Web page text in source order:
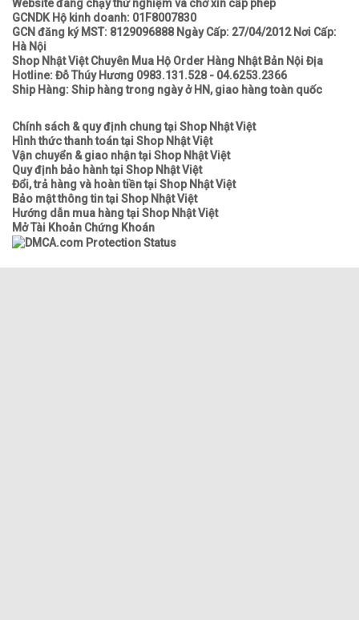
Website đang chạy thử nghiệm và chờ xin cấp phép
GCNDK Hộ kinh doanh: 01F8007830
GCN đăng ký MST: 8129096888 Ngày Cấp: 27/04/2012 Nơi Cấp:
Hà Nội
Shop Nhật Việt Chuyên Mua Hộ Order Hàng Nhật Bản Nội Địa
Hotline: Đỗ Thúy Hương 0983.131.528 - 04.6253.2366
Ship Hàng: Ship hàng trong ngày ở HN, giao hàng toàn quốc
Chính sách & quy định chung tại Shop Nhật Việt
Hình thức thanh toán tại Shop Nhật Việt
Vận chuyển & giao nhận tại Shop Nhật Việt
Quy định bảo hành tại Shop Nhật Việt
Đổi, trả hàng và hoàn tiền tại Shop Nhật Việt
Bảo mật thông tin tại Shop Nhật Việt
Hướng dẫn mua hàng tại Shop Nhật Việt
Mở Tài Khoản Chứng Khoán